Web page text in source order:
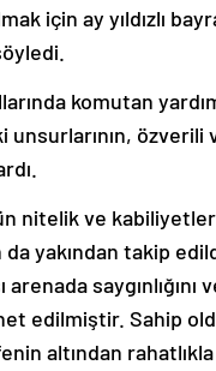
için ay yıldızlı
komutan
nitelik ve
yakından takip
edilmiştir. Sahip
altından